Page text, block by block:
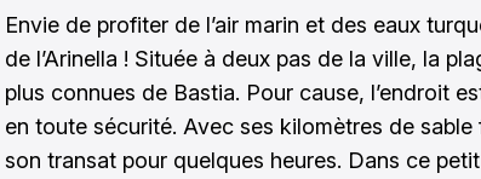
Envie de profiter de l’air marin et des eaux
de l’Arinella ! Située à deux pas de la ville, la
plus connues de Bastia. Pour cause, l’endroit
en toute sécurité. Avec ses kilomètres de sable
son transat pour quelques heures. Dans ce